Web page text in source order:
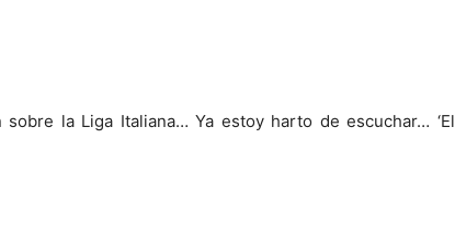
la Liga Italiana… Ya estoy harto de escuchar… ‘El